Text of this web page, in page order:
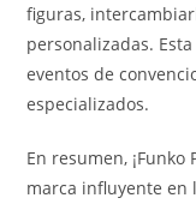
figuras,
personalizadas.
eventos de
especializados.
En resumen,
marca influyente en